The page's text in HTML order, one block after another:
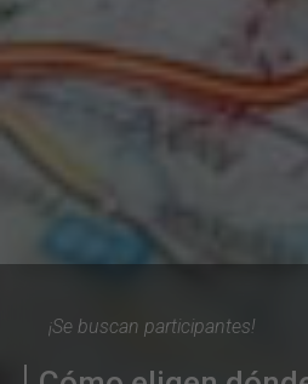
¡Se buscan participantes!